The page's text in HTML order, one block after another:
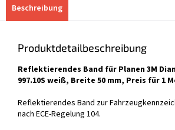
Beschreibung
Produktdetailbeschreibung
Reflektierendes Band für Planen 3M
997.10S weiß, Breite 50 mm, Preis für 1
Reflektierendes Band zur
nach ECE-Regelung 104.